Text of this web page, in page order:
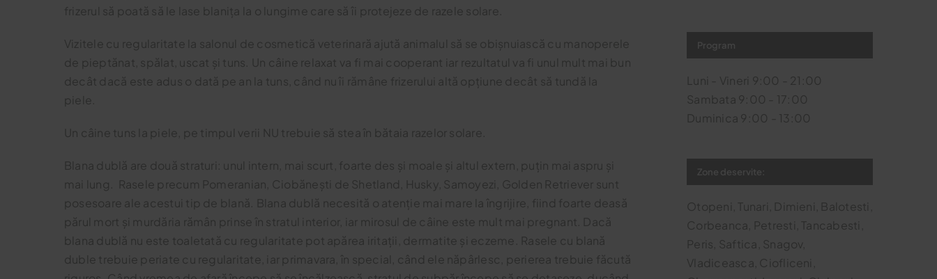
frizerul să poată să le lase blanița la o lungime care să îi protejeze de razele solare.
Vizitele cu regularitate la salonul de cosmetică veterinară ajută animalul să se obișnuiască cu manoperele
de pieptănat, spălat, uscat și tuns. Un câine relaxat va fi mai cooperant iar rezultatul va fi unul mult mai bun
decât dacă este adus o dată pe an la tuns, când nu îi rămâne frizerului altă opțiune decât să tundă la
piele.
Un câine tuns la piele, pe timpul verii NU trebuie să stea în bătaia razelor solare.
Blana dublă are două straturi: unul intern, mai scurt, foarte des și moale și altul extern, puțin mai aspru și
mai lung. Rasele precum Pomeranian, Ciobănești de Shetland, Husky, Samoyezi, Golden Retriever sunt
posesoare ale acestui tip de blană. Blana dublă necesită o atenție mai mare la îngrijire, fiind foarte deasă
părul mort și murdăria rămân prinse în stratul interior, iar mirosul de câine este mult mai pregnant. Dacă
blana dublă nu este toaletată cu regularitate pot apărea iritații, dermatite și eczeme. Rasele cu blană
duble trebuie periate cu regularitate, iar primavara, în special, când ele năpârlesc, perierea trebuie făcută
Program
Luni - Vineri 9:00 - 21:00
Sambata 9:00 - 17:00
Duminica 9:00 - 13:00
Zone deservite:
Otopeni, Tunari, Dimieni, Balotesti,
Corbeanca, Petresti, Tancabesti,
Peris, Saftica, Snagov,
Vladiceasca, Ciofliceni,